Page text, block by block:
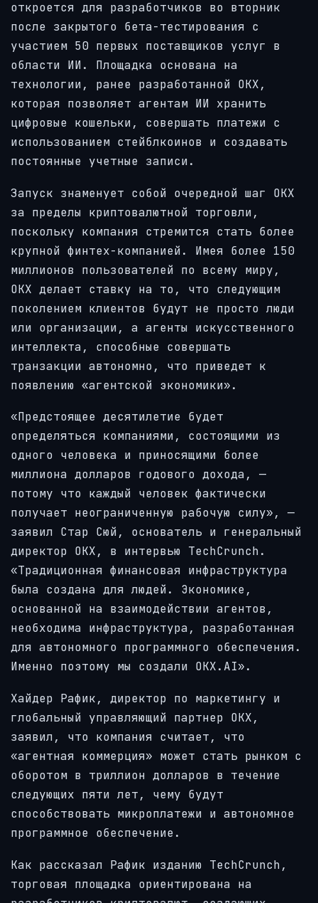
откроется для разработчиков во вторник
после закрытого бета-тестирования с
участием 50 первых поставщиков услуг в
области ИИ. Площадка основана на
технологии, ранее разработанной OKX,
которая позволяет агентам ИИ хранить
цифровые кошельки, совершать платежи с
использованием стейблкоинов и создавать
постоянные учетные записи.
Запуск знаменует собой очередной шаг OKX
за пределы криптовалютной торговли,
поскольку компания стремится стать более
крупной финтех-компанией. Имея более 150
миллионов пользователей по всему миру,
OKX делает ставку на то, что следующим
поколением клиентов будут не просто люди
или организации, а агенты искусственного
интеллекта, способные совершать
транзакции автономно, что приведет к
появлению «агентской экономики».
«Предстоящее десятилетие будет
определяться компаниями, состоящими из
одного человека и приносящими более
миллиона долларов годового дохода, —
потому что каждый человек фактически
получает неограниченную рабочую силу», —
заявил Стар Сюй, основатель и генеральный
директор OKX, в интервью TechCrunch.
«Традиционная финансовая инфраструктура
была создана для людей. Экономике,
основанной на взаимодействии агентов,
необходима инфраструктура, разработанная
для автономного программного обеспечения.
Именно поэтому мы создали OKX.AI».
Хайдер Рафик, директор по маркетингу и
глобальный управляющий партнер OKX,
заявил, что компания считает, что
«агентная коммерция» может стать рынком с
оборотом в триллион долларов в течение
следующих пяти лет, чему будут
способствовать микроплатежи и автономное
программное обеспечение.
Как рассказал Рафик изданию TechCrunch,
торговая площадка ориентирована на